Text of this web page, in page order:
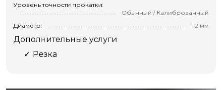
Уровень точности прокатки:
Обычный / Калиброванный
Диаметр:
12 мм
Дополнительные услуги
Резка